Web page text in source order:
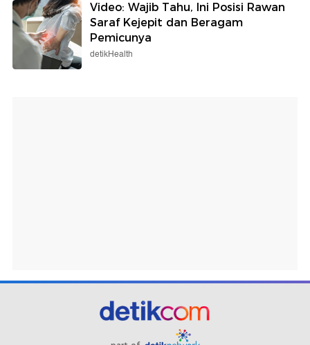
Video: Wajib Tahu, Ini Posisi Rawan
Saraf Kejepit dan Beragam
Pemicunya
detikHealth